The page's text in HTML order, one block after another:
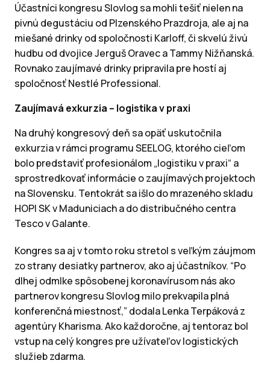
Účastníci kongresu Slovlog sa mohli tešiť nielen na
pivnú degustáciu od Plzenského Prazdroja, ale aj na
miešané drinky od spoločnosti Karloff, či skvelú živú
hudbu od dvojice Jerguš Oravec a Tammy Nižňanská.
Rovnako zaujímavé drinky pripravila pre hostí aj
spoločnosť Nestlé Professional.
Zaujímavá exkurzia – logistika v praxi
Na druhý kongresový deň sa opäť uskutočnila
exkurzia v rámci programu SEELOG, ktorého cieľom
bolo predstaviť profesionálom „logistiku v praxi“ a
sprostredkovať informácie o zaujímavých projektoch
na Slovensku. Tentokrát sa išlo do mrazeného skladu
HOPI SK v Maduniciach a do distribučného centra
Tesco v Galante.
Kongres sa aj v tomto roku stretol s veľkým záujmom
zo strany desiatky partnerov, ako aj účastníkov. “Po
dlhej odmlke spôsobenej koronavírusom nás ako
partnerov kongresu Slovlog milo prekvapila plná
konferenčná miestnosť,” dodala Lenka Terpáková z
agentúry Kharisma. Ako každoročne, aj tentoraz bol
vstup na celý kongres pre užívateľov logistických
služieb zdarma.